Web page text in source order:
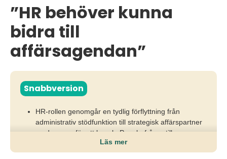
”HR behöver kunna
bidra till
affärsagendan”
Snabbversion
HR-rollen genomgår en tydlig förflyttning från
administrativ stödfunktion till strategisk affärspartner
med ansvar för att koppla People-frågor till
Läs mer